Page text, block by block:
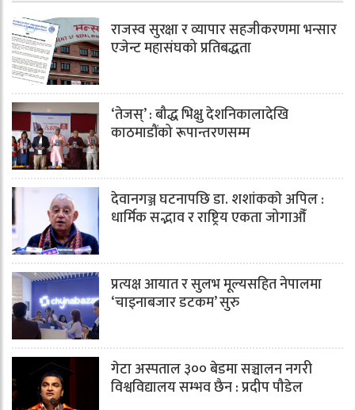
राजस्व सुरक्षा र व्यापार सहजीकरणमा भन्सार
एजेन्ट महासंघको प्रतिबद्धता
‘तेजस्’ : बौद्ध भिक्षु देशनिकालादेखि
काठमाडौंको रूपान्तरणसम्म
देवानगञ्ज घटनापछि डा. शशांककाे अपिल :
धार्मिक सद्भाव र राष्ट्रिय एकता जोगाऔँ
प्रत्यक्ष आयात र सुलभ मूल्यसहित नेपालमा
‘चाइनाबजार डटकम’ सुरु
गेटा अस्पताल ३०० बेडमा सञ्चालन नगरी
विश्वविद्यालय सम्भव छैन : प्रदीप पौडेल